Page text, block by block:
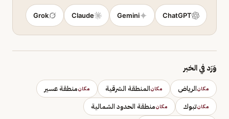
ChatGPT
Gemini
Claude
Grok
وَرَد في الخبر
مكانالرياض مكانالمنطقة الشرقية مكانمنطقة عسير
مكانتبوك مكانمنطقة الحدود الشمالية